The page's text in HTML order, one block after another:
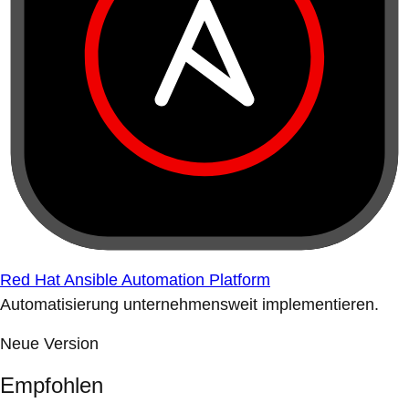
Red Hat Ansible Automation Platform
Automatisierung unternehmensweit implementieren.
Neue Version
Empfohlen